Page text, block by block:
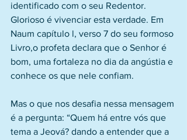
identificado com o seu Redentor.
Glorioso é vivenciar esta verdade. Em
Naum capítulo l, verso 7 do seu formoso
Livro,o profeta declara que o Senhor é
bom, uma fortaleza no dia da angústia e
conhece os que nele confiam.
Mas o que nos desafia nessa mensagem
é a pergunta: “Quem há entre vós que
tema a Jeová? dando a entender que a